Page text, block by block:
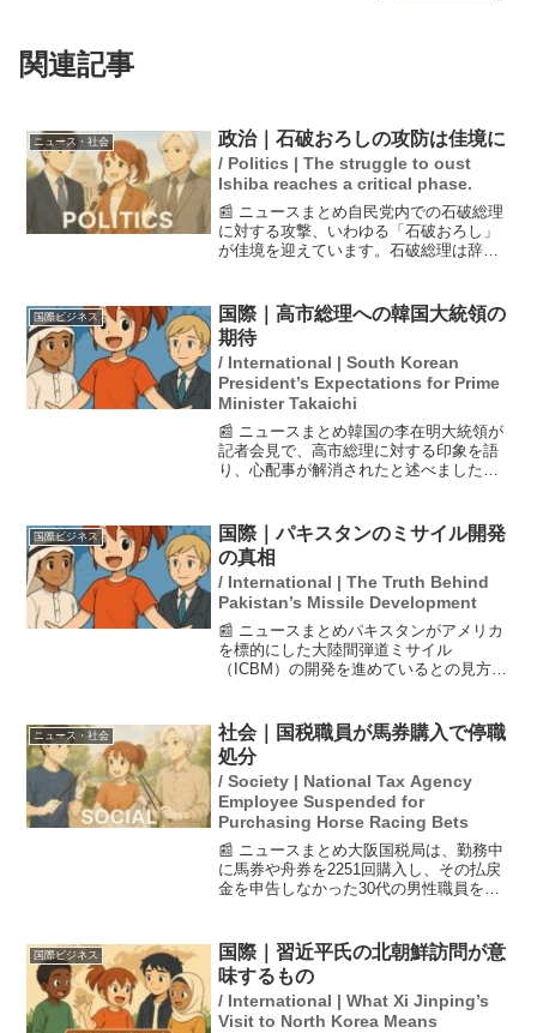
関連記事
ニュース・社会 政治｜石破おろしの攻防は佳境に
/ Politics | The struggle to oust
Ishiba reaches a critical phase.
📰 ニュースまとめ自民党内での石破総理
に対する攻撃、いわゆる「石破おろし」
が佳境を迎えています。石破総理は辞任
点です。これに対する意思確認は初の試
みであり、議論が進む中...
国際ビジネス
国際｜高市総理への韓国大統領の
期待
/ International | South Korean
President’s Expectations for Prime
Minister Takaichi
📰 ニュースまとめ韓国の李在明大統領が
記者会見で、高市総理に対する印象を語
り、心配事が解消されたと述べました。
家」と評価し、日韓関係の未来に対する
希望を表明しました。ま...
国際ビジネス
国際｜パキスタンのミサイル開発
の真相
/ International | The Truth Behind
Pakistan’s Missile Development
📰 ニュースまとめパキスタンがアメリカ
を標的にした大陸間弾道ミサイル
（ICBM）の開発を進めているとの見方が
外交政策の変化を受けて、アメリカに対
抗するための軍事力強化を...
ニュース・社会
社会｜国税職員が馬券購入で停職
処分
/ Society | National Tax Agency
Employee Suspended for
Purchasing Horse Racing Bets
📰 ニュースまとめ大阪国税局は、勤務中
に馬券や舟券を2251回購入し、その払戻
金を申告しなかった30代の男性職員を停
何とか収入を増やそうとした結果、競艇
の舟券を購入し...
国際ビジネス
国際｜習近平氏の北朝鮮訪問が意
味するもの
/ International | What Xi Jinping’s
Visit to North Korea Means